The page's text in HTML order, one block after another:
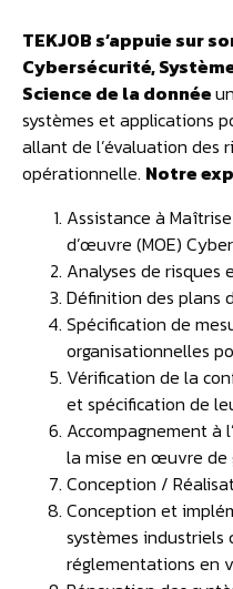
TEKJOB s’appuie sur
Cybersécurité,
Science de la donnée
systèmes et applications
allant de l’évaluation des
opérationnelle. Notre
Assistance à
d’œuvre (MOE) Cyber
Analyses de risques
Définition des plans
Spécification de
organisationnelles
Vérification de la
et spécification de
Accompagnement à
la mise en œuvre de
Conception /
Conception et
systèmes industriels
réglementations en